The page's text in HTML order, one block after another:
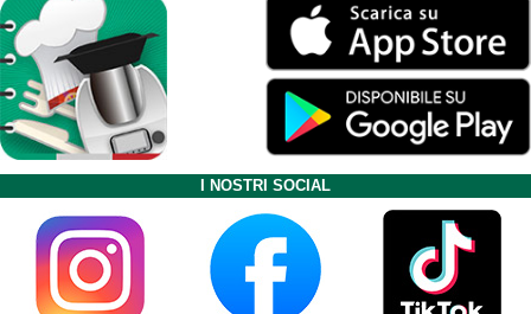
I NOSTRI SOCIAL